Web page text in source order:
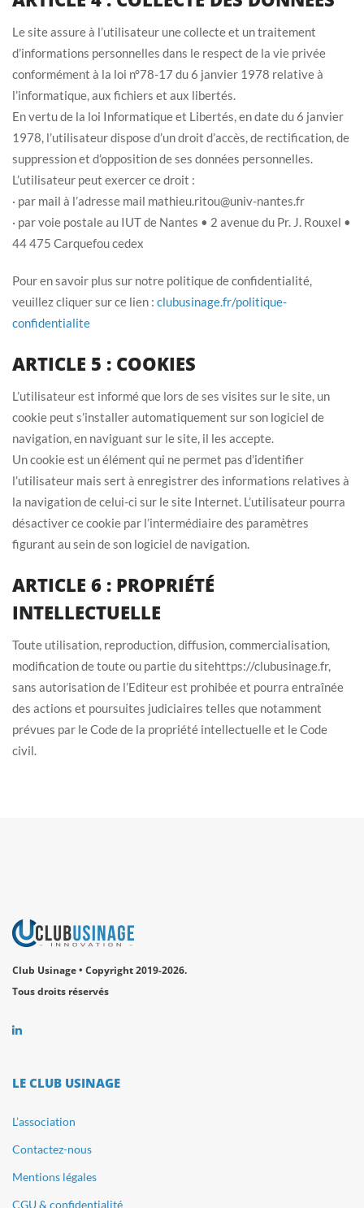
Le site assure à l’utilisateur une collecte et un traitement
d’informations personnelles dans le respect de la vie privée
conformément à la loi n°78-17 du 6 janvier 1978 relative à
l’informatique, aux fichiers et aux libertés.
En vertu de la loi Informatique et Libertés, en date du 6 janvier
1978, l’utilisateur dispose d’un droit d’accès, de rectification, de
suppression et d’opposition de ses données personnelles.
L’utilisateur peut exercer ce droit :
· par mail à l’adresse mail mathieu.ritou@univ-nantes.fr
· par voie postale au IUT de Nantes • 2 avenue du Pr. J. Rouxel •
44 475 Carquefou cedex
Pour en savoir plus sur notre politique de confidentialité,
veuillez cliquer sur ce lien : clubusinage.fr/politique-
confidentialite
ARTICLE 5 : COOKIES
L’utilisateur est informé que lors de ses visites sur le site, un
cookie peut s’installer automatiquement sur son logiciel de
navigation, en naviguant sur le site, il les accepte.
Un cookie est un élément qui ne permet pas d’identifier
l’utilisateur mais sert à enregistrer des informations relatives à
la navigation de celui-ci sur le site Internet. L’utilisateur pourra
désactiver ce cookie par l’intermédiaire des paramètres
figurant au sein de son logiciel de navigation.
ARTICLE 6 : PROPRIÉTÉ
INTELLECTUELLE
Toute utilisation, reproduction, diffusion, commercialisation,
modification de toute ou partie du sitehttps://clubusinage.fr,
sans autorisation de l’Editeur est prohibée et pourra entraînée
des actions et poursuites judiciaires telles que notamment
prévues par le Code de la propriété intellectuelle et le Code
civil.
Club Usinage • Copyright 2019-2026.
Tous droits réservés
LE CLUB USINAGE
L’association
Contactez-nous
Mentions légales
CGU & confidentialité